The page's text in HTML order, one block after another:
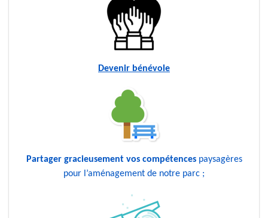
Devenir bénévole
Partager gracieusement vos compétencespaysagères
pour l’aménagement de notre parc ;